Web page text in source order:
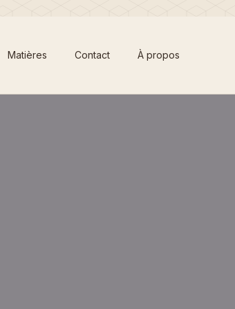
Matières Contact À propos